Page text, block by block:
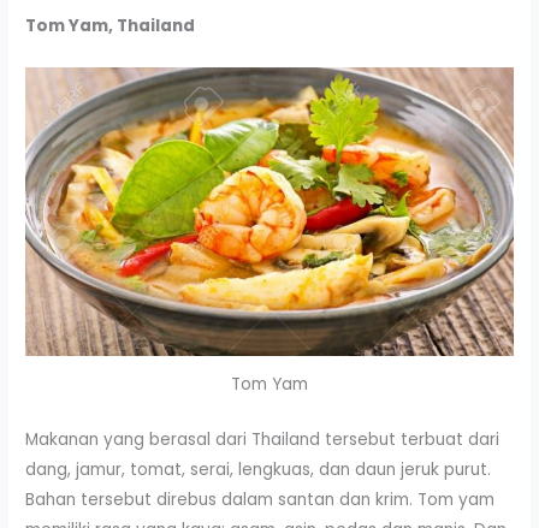
Tom Yam, Thailand
Tom Yam
Makanan yang berasal dari Thailand tersebut terbuat dari
dang, jamur, tomat, serai, lengkuas, dan daun jeruk purut.
Bahan tersebut direbus dalam santan dan krim. Tom yam